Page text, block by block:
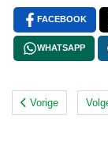
FACEBOOK
WHATSAPP
Vorige